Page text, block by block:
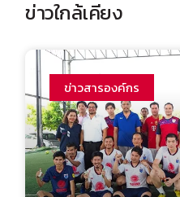
ข่าวใกล้เคียง
ข่าวสารองค์กร